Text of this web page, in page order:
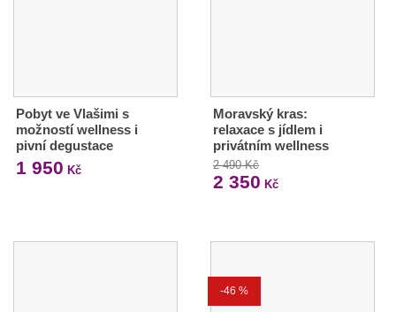
Pobyt ve Vlašimi s
možností wellness i
pivní degustace
1 950 Kč
Moravský kras:
relaxace s jídlem i
privátním wellness
2 490 Kč
2 350 Kč
-46 %